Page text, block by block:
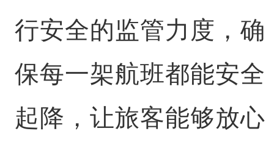
行安全的监管力度，确
保每一架航班都能安全
起降，让旅客能够放心